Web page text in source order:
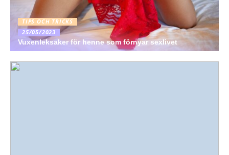
TIPS OCH TRICKS
25/05/2023
Vuxenleksaker för henne som förnyar sexlivet